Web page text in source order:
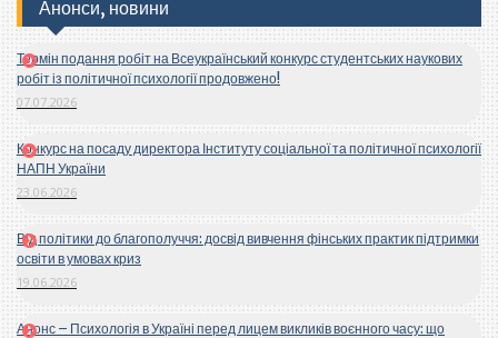
Анонси, новини
Термін подання робіт на Всеукраїнський конкурс студентських наукових
робіт із політичної психології продовжено!
07.07.2026
Конкурс на посаду директора Інституту соціальної та політичної психології
НАПН України
23.06.2026
Від політики до благополуччя: досвід вивчення фінських практик підтримки
освіти в умовах криз
19.06.2026
Анонс – Психологія в Україні перед лицем викликів воєнного часу: що